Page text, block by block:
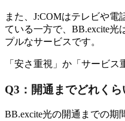
また、J:COMはテレビや電
ている一方で、BB.excite光
プルなサービスです。
「安さ重視」か「サービス
Q3：開通までどれく
BB.excite光の開通までの期